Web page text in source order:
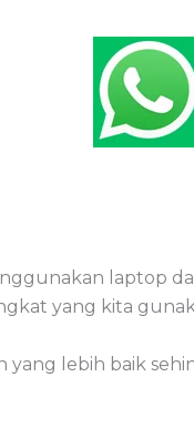
laptop
yang kita
lebih baik